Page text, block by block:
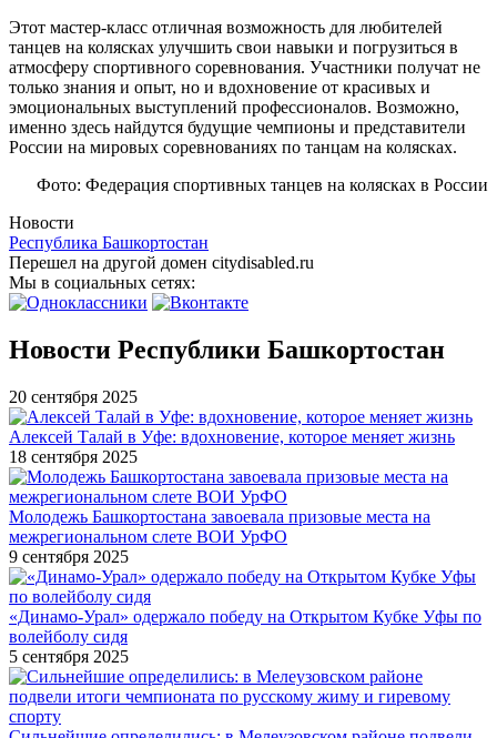
Этот мастер-класс отличная возможность для любителей
танцев на колясках улучшить свои навыки и погрузиться в
атмосферу спортивного соревнования. Участники получат не
только знания и опыт, но и вдохновение от красивых и
эмоциональных выступлений профессионалов. Возможно,
именно здесь найдутся будущие чемпионы и представители
России на мировых соревнованиях по танцам на колясках.
Фото: Федерация спортивных танцев на колясках в России
Новости
Республика Башкортостан
Перешел на другой домен citydisabled.ru
Мы в социальных сетях:
Новости Республики Башкортостан
20 сентября 2025
Алексей Талай в Уфе: вдохновение, которое меняет жизнь
18 сентября 2025
Молодежь Башкортостана завоевала призовые места на
межрегиональном слете ВОИ УрФО
9 сентября 2025
«Динамо-Урал» одержало победу на Открытом Кубке Уфы по
волейболу сидя
5 сентября 2025